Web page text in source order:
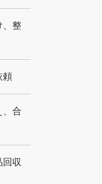
、整
頼
、合
回収